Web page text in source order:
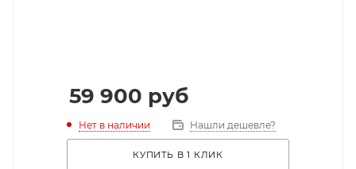
59 900 руб
Нет в наличии Нашли дешевле?
КУПИТЬ В 1 КЛИК